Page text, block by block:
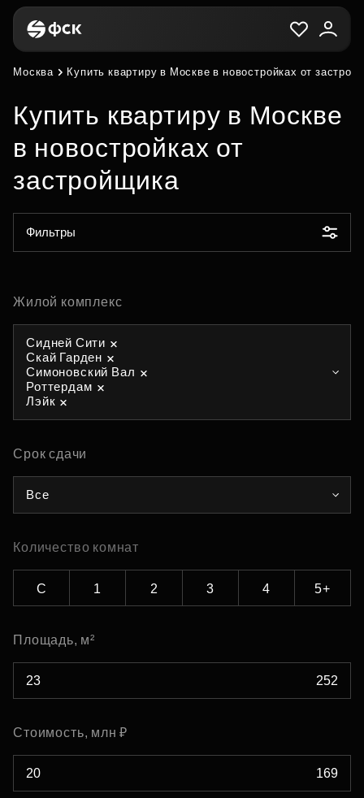
Москва Купить квартиру в Москве в новостройках от
Купить квартиру в Москве
в новостройках от
застройщика
Фильтры
Жилой комплекс
Сидней Сити
Скай Гарден
Симоновский Вал
Роттердам
Лэйк
Срок сдачи
Все
Количество комнат
С 1 2 3 4 5+
Площадь, м²
Стоимость, млн ₽